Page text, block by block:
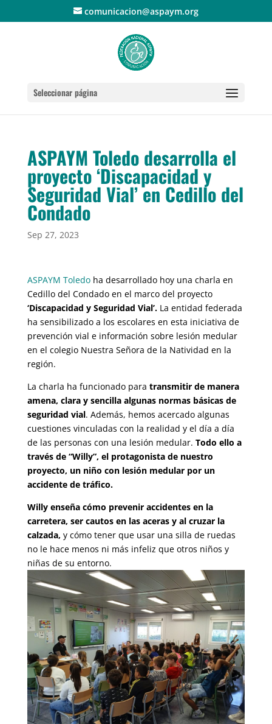
comunicacion@aspaym.org
Seleccionar página
ASPAYM Toledo desarrolla el
proyecto ‘Discapacidad y
Seguridad Vial’ en Cedillo del
Condado
Sep 27, 2023
ASPAYM Toledoha desarrollado hoy una charla en
Cedillo del Condado en el marco del proyecto
‘Discapacidad y Seguridad Vial’.La entidad federada
ha sensibilizado a los escolares en esta iniciativa de
prevención vial e información sobre lesión medular
en el colegio Nuestra Señora de la Natividad en la
región.
La charla ha funcionado para transmitir de manera
amena, clara y sencilla algunas normas básicas de
seguridad vial. Además, hemos acercado algunas
cuestiones vinculadas con la realidad y el día a día
de las personas con una lesión medular. Todo ello a
través de “Willy”, el protagonista de nuestro
proyecto, un niño con lesión medular por un
accidente de tráfico.
Willy enseña cómo prevenir accidentes en la
carretera, ser cautos en las aceras y al cruzar la
calzada, y cómo tener que usar una silla de ruedas
no le hace menos ni más infeliz que otros niños y
niñas de su entorno.